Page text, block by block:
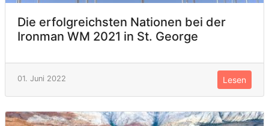
Die erfolgreichsten Nationen bei der
Ironman WM 2021 in St. George
01. Juni 2022 Lesen